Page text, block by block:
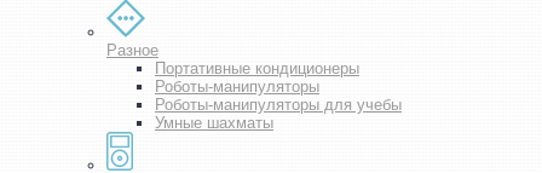
Разное
Портативные кондиционеры
Роботы-манипуляторы
Роботы-манипуляторы для учебы
Умные шахматы